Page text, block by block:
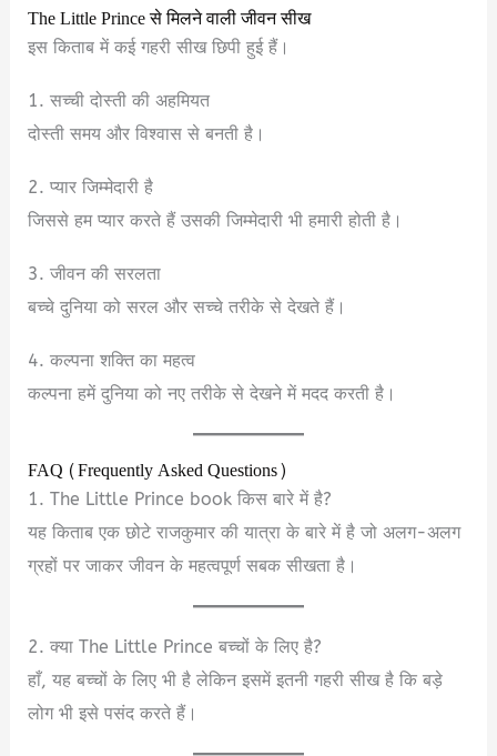
The Little Prince से मिलने वाली जीवन सीख
इस किताब में कई गहरी सीख छिपी हुई हैं।
1. सच्ची दोस्ती की अहमियत
दोस्ती समय और विश्वास से बनती है।
2. प्यार जिम्मेदारी है
जिससे हम प्यार करते हैं उसकी जिम्मेदारी भी हमारी होती है।
3. जीवन की सरलता
बच्चे दुनिया को सरल और सच्चे तरीके से देखते हैं।
4. कल्पना शक्ति का महत्व
कल्पना हमें दुनिया को नए तरीके से देखने में मदद करती है।
FAQ (Frequently Asked Questions)
1. The Little Prince book किस बारे में है?
यह किताब एक छोटे राजकुमार की यात्रा के बारे में है जो अलग-अलग
ग्रहों पर जाकर जीवन के महत्वपूर्ण सबक सीखता है।
2. क्या The Little Prince बच्चों के लिए है?
हाँ, यह बच्चों के लिए भी है लेकिन इसमें इतनी गहरी सीख है कि बड़े
लोग भी इसे पसंद करते हैं।